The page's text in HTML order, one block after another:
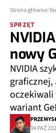
Strona główna
SPRZĘT
nowy
NVIDIA
graficznej,
wariant
04 PAŹ